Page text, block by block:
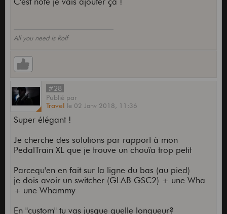
All you need is Rolf
#28
Publié par
Travel le 02 Janv 2018, 11:36
Super élégant !
Je cherche des solutions par rapport à mon
PedalTrain XL que je trouve un chouïa trop petit
Parcequ'en en fait sur la ligne du bas (au pied)
je dois avoir un switcher (GLAB GSC2) + une Wha
+ une Whammy
En "custom" tu vas jusque quelle longueur?